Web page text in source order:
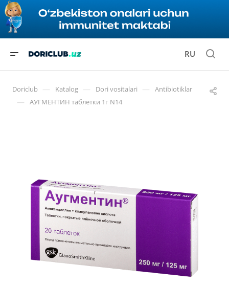
RU
Doriclub — Katalog — Dori vositalari — Antibiotiklar
— АУГМЕНТИН таблетки 1г N14